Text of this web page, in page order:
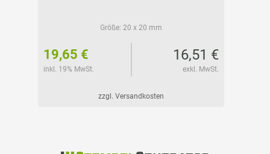
Größe: 20 x 20 mm
19,65 €
inkl. 19% MwSt.
16,51 €
exkl. MwSt.
zzgl. Versandkosten